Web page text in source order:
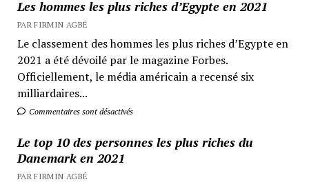
Les hommes les plus riches d’Egypte en 2021
PAR FIRMIN AGBÉ
Le classement des hommes les plus riches d’Egypte en
2021 a été dévoilé par le magazine Forbes.
Officiellement, le média américain a recensé six
milliardaires...
Commentaires sont désactivés
Le top 10 des personnes les plus riches du
Danemark en 2021
PAR FIRMIN AGBÉ